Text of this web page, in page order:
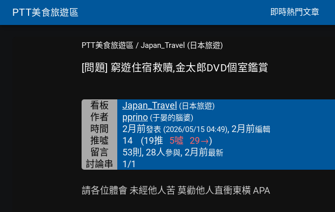
PTT美食旅遊區 即時熱門文章
PTT美食旅遊區 / Japan_Travel (日本旅遊)
[問題] 窮遊住宿救贖,金太郎DVD個室鑑賞
看板 Japan_Travel (日本旅遊)
作者 pprino (于晏的腦婆)
時間 2月前發表 (2026/05/15 04:49), 2月前編輯
推噓 14 (19推 5噓 29→)
留言
53則, 28人參與, 2月前最新
討論串 1/1
請各位體會 未經他人苦 莫勸他人直衝東橫 APA